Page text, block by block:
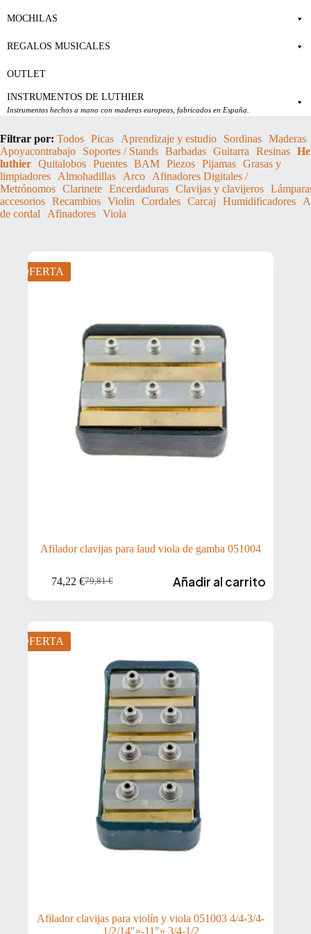
MOCHILAS
REGALOS MUSICALES
OUTLET
INSTRUMENTOS DE LUTHIER
Instrumentos hechos a mano con maderas europeas, fabricados en España.
Filtrar por: Todos Picas Aprendizaje y estudio Sordinas Maderas
Apoyacontrabajo
Soportes / Stands Barbadas Guitarra Resinas
luthier Quitalobos Puentes BAM Piezos Pijamas Grasas y
limpiadores
Almohadillas Arco
Afinadores Digitales /
Metrónomos Clarinete Encerdaduras Clavijas y clavijeros
accesorios Recambios Violin Cordales Carcaj Humidificadores
de cordal
Afinadores Viola
OFERTA
Afilador clavijas para laud viola de gamba 051004
79,81€
El
precio
74,22€El
precio
Añadir al carrito
OFERTA
Afilador clavijas para violín y viola 051003 4/4-3/4-
1/2/14″»-11″» 3/4-1/2